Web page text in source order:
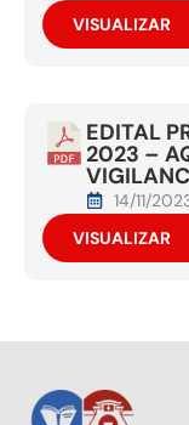
VISUALIZAR
EDITAL
2023 –
14/11/
VISUALIZAR